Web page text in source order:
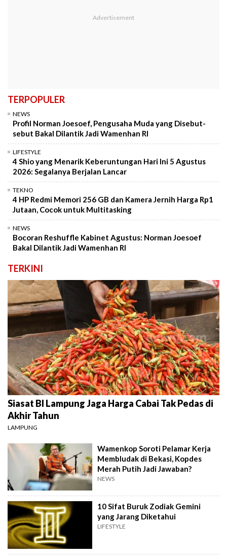
TERPOPULER
NEWS
Profil Norman Joesoef, Pengusaha Muda yang Disebut-
sebut Bakal Dilantik Jadi Wamenhan RI
LIFESTYLE
4 Shio yang Menarik Keberuntungan Hari Ini 5 Agustus
2026: Segalanya Berjalan Lancar
TEKNO
4 HP Redmi Memori 256 GB dan Kamera Jernih Harga Rp1
Jutaan, Cocok untuk Multitasking
NEWS
Bocoran Reshuffle Kabinet Agustus: Norman Joesoef
Bakal Dilantik Jadi Wamenhan RI
TERKINI
Siasat BI Lampung Jaga Harga Cabai Tak Pedas di
Akhir Tahun
LAMPUNG
Wamenkop Soroti Pelamar Kerja
Membludak di Bekasi, Kopdes
Merah Putih Jadi Jawaban?
NEWS
10 Sifat Buruk Zodiak Gemini
yang Jarang Diketahui
LIFESTYLE